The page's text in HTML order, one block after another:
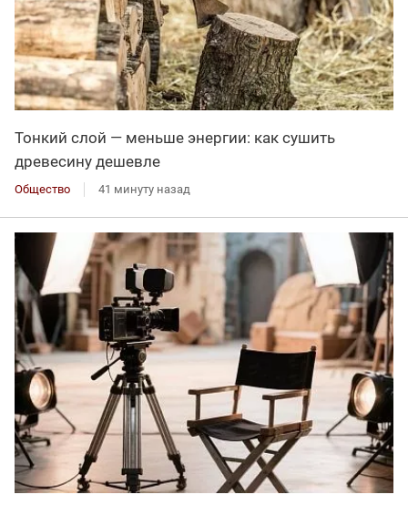
Тонкий слой — меньше энергии: как сушить
древесину дешевле
Общество 41 минуту назад